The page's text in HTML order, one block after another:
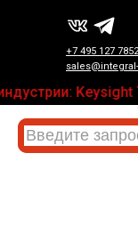
+7 495 127 7852
Keysight